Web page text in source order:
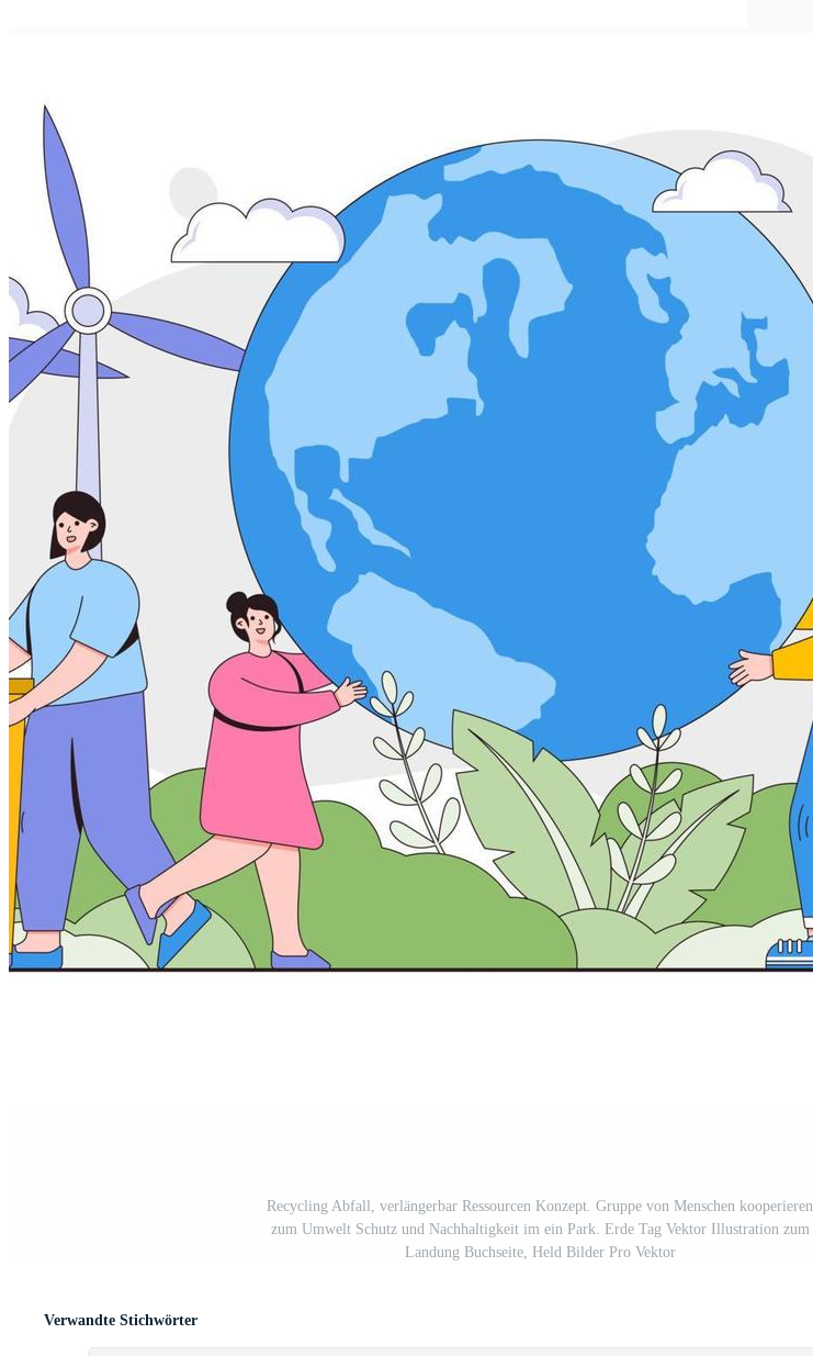
Recycling Abfall, verlängerbar Ressourcen Konzept. Gruppe von Menschen kooperieren
zum Umwelt Schutz und Nachhaltigkeit im ein Park. Erde Tag Vektor Illustration zum
Landung Buchseite, Held Bilder Pro Vektor
Verwandte Stichwörter